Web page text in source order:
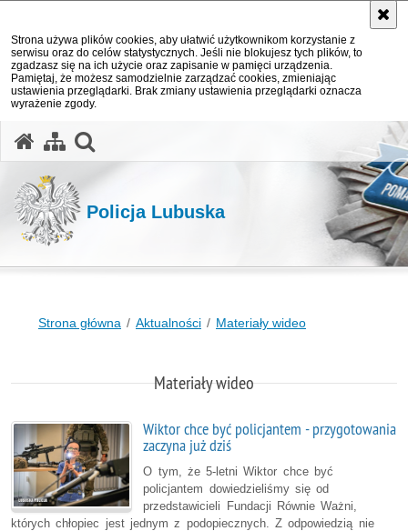
Strona używa plików cookies, aby ułatwić użytkownikom korzystanie z
serwisu oraz do celów statystycznych. Jeśli nie blokujesz tych plików, to
zgadzasz się na ich użycie oraz zapisanie w pamięci urządzenia.
Pamiętaj, że możesz samodzielnie zarządzać cookies, zmieniając
ustawienia przeglądarki. Brak zmiany ustawienia przeglądarki oznacza
wyrażenie zgody.
Policja Lubuska
Strona główna Aktualności Materiały wideo
Materiały wideo
Wiktor chce być policjantem - przygotowania
zaczyna już dziś
O tym, że 5-letni Wiktor chce być
policjantem dowiedzieliśmy się od
przedstawicieli Fundacji Równie Ważni,
których chłopiec jest jednym z podopiecznych. Z odpowiedzią nie